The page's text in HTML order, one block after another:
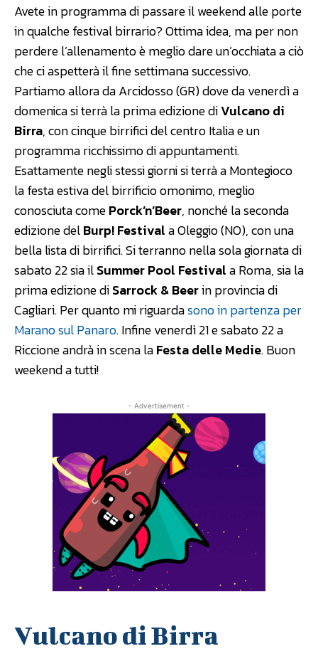
Avete in programma di passare il weekend alle porte
in qualche festival birrario? Ottima idea, ma per non
perdere l’allenamento è meglio dare un’occhiata a ciò
che ci aspetterà il fine settimana successivo.
Partiamo allora da Arcidosso (GR) dove da venerdì a
domenica si terrà la prima edizione diVulcano di
Birra, con cinque birrifici del centro Italia e un
programma ricchissimo di appuntamenti.
Esattamente negli stessi giorni si terrà a Montegioco
la festa estiva del birrificio omonimo, meglio
conosciuta comePorck’n’Beer, nonché la seconda
edizione delBurp! Festivala Oleggio (NO), con una
bella lista di birrifici. Si terranno nella sola giornata di
sabato 22 sia ilSummer Pool Festivala Roma, sia la
prima edizione diSarrock & Beerin provincia di
Cagliari. Per quanto mi riguardasono in partenza per
Marano sul Panaro. Infine venerdì 21 e sabato 22 a
Riccione andrà in scena laFesta delle Medie. Buon
weekend a tutti!
- Advertisement -
Vulcano di Birra